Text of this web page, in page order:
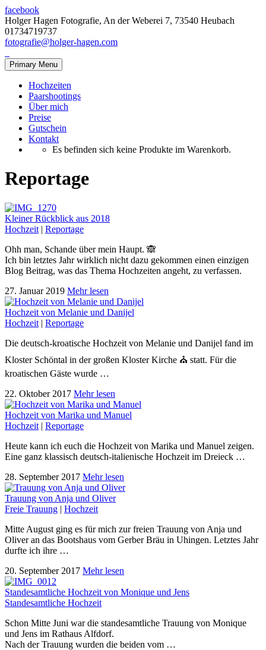
facebook
Holger Hagen Fotografie, An der Weberei 7, 73540 Heubach
01734719737
fotografie@holger-hagen.com
Primary Menu
Hochzeiten
Paarshootings
Über mich
Preise
Gutschein
Kontakt
Es befinden sich keine Produkte im Warenkorb.
Reportage
Kleiner Rückblick aus 2018
Hochzeit | Reportage
Ohh man, Schande über mein Haupt. 🙈
Ich bin letztes Jahr wirklich nicht dazu gekommen einen einzigen
Blog Beitrag, was das Thema Hochzeiten angeht, zu verfassen.
27. Januar 2019 Mehr lesen
Hochzeit von Melanie und Danijel
Hochzeit | Reportage
Die deutsch-kroatische Hochzeit von Melanie und Danijel fand im
Kloster Schöntal in der großen Kloster Kirche ⛪️ statt. Für die
kroatischen Gäste wurde …
22. Oktober 2017 Mehr lesen
Hochzeit von Marika und Manuel
Hochzeit | Reportage
Heute kann ich euch die Hochzeit von Marika und Manuel zeigen.
Eine ganz klassisch deutsch-italienische Hochzeit im Dreieck …
28. September 2017 Mehr lesen
Trauung von Anja und Oliver
Freie Trauung | Hochzeit
Mitte August ging es für mich zur freien Trauung von Anja und
Oliver an das Bootshaus vom Gerber Bräu in Uhingen. Letztes Jahr
durfte ich ihre …
20. September 2017 Mehr lesen
Standesamtliche Hochzeit von Monique und Jens
Standesamtliche Hochzeit
Schon Mitte Juni war die standesamtliche Trauung von Monique
und Jens im Rathaus Alfdorf.
Nach der Trauung wurden die beiden vom …